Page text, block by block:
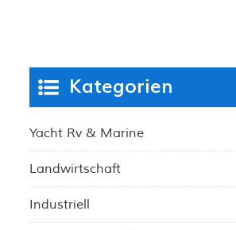
Kategorien
Yacht Rv & Marine
Landwirtschaft
Industriell